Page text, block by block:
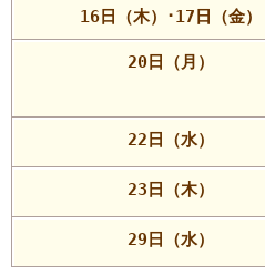
16日（木）･17日（金）
20日（月）
22日（水）
23日（木）
29日（水）